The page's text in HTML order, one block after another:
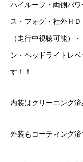
ハイルーフ・両側パ
ス・フォグ・社外Ｈ
（走行中視聴可能）
ン・ヘッドライトレ
す！！
内装はクリーニング
外装もコーティング済